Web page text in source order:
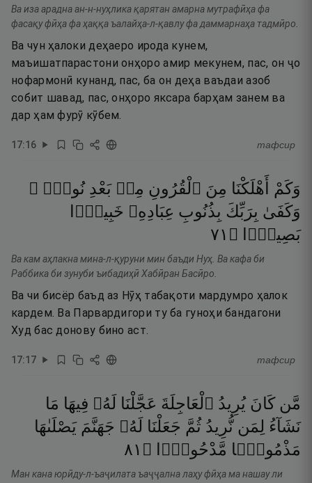
Ва иза арадна ан-н-нуҳлика қарятан амарна мутрафӣҳа фа
фасақу фӣҳа фа ҳаққа ъалайҳа-л-қавлу фа даммарнаҳа тадмӣро.
Ва чун ҳалоки деҳаеро ирода кунем,
маъишатпарастони онҳоро амир мекунем, пас, он ҷо
нофармонӣ кунанд, пас, ба он деҳа ваъдаи азоб
собит шавад, пас, онҳоро яксара барҳам занем ва
дар ҳам фурӯ кӯбем.
17:16 тафсир
وَكَمْ أَهْلَكْنَا مِنَ ٱلْقُرُونِ مِنۢ بَعْدِ نُوحٍۢ ۗ
وَكَفَىٰ بِرَبِّكَ بِذُنُوبِ عِبَادِهِۦ خَبِيرًۢا
بَصِيرًۭا
۝ ١٧
Ва кам аҳлакна мина-л-қуруни мин баъди Нуҳ. Ва кафа би
Раббика би зунуби ъибадиҳӣ Хабӣран Басӣро.
Ва чи бисёр баъд аз Нӯҳ табақоти мардумро ҳалок
кардем. Ва Парвардигори ту ба гуноҳи бандагони
Худ бас донову бино аст.
17:17 тафсир
مَّن كَانَ يُرِيدُ ٱلْعَاجِلَةَ عَجَّلْنَا لَهُۥ فِيهَا مَا
نَشَآءُ لِمَن نُّرِيدُ ثُمَّ جَعَلْنَا لَهُۥ جَهَنَّمَ يَصْلَىٰهَا
مَذْمُومًۭا مَّدْحُورًۭا ۝ ١٨
Ман кана юрӣду-л-ъаҷилата ъаҷҷална лаҳу фӣҳа ма нашау ли